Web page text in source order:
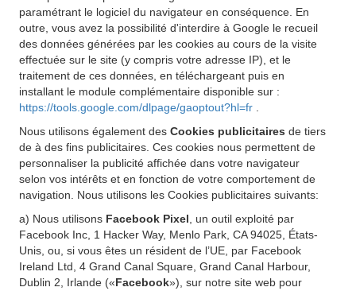
paramétrant le logiciel du navigateur en conséquence. En
outre, vous avez la possibilité d'interdire à Google le recueil
des données générées par les cookies au cours de la visite
effectuée sur le site (y compris votre adresse IP), et le
traitement de ces données, en téléchargeant puis en
installant le module complémentaire disponible sur :
https://tools.google.com/dlpage/gaoptout?hl=fr
Nous utilisons également des Cookies publicitaires de tiers
de à des fins publicitaires. Ces cookies nous permettent de
personnaliser la publicité affichée dans votre navigateur
selon vos intérêts et en fonction de votre comportement de
navigation. Nous utilisons les Cookies publicitaires suivants:
a) Nous utilisons Facebook Pixel , un outil exploité par
Facebook Inc, 1 Hacker Way, Menlo Park, CA 94025, États-
Unis, ou, si vous êtes un résident de l’UE, par Facebook
Ireland Ltd, 4 Grand Canal Square, Grand Canal Harbour,
Dublin 2, Irlande («Facebook»), sur notre site web pour